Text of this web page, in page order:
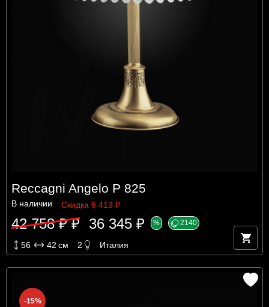
Reccagni Angelo P 825
В наличии Скидка 6 413 ₽
42 758 ₽ ₽ 36 345 ₽ % 2140
56 42 см 2 Италия
-15%